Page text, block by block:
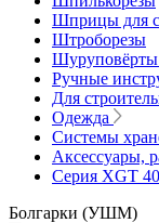
Шприцы для
Штроборезы
Шуруповёрты
Ручные
Для
Одежда
Системы
Аксессуары,
Серия XGT
Болгарки (УШМ)